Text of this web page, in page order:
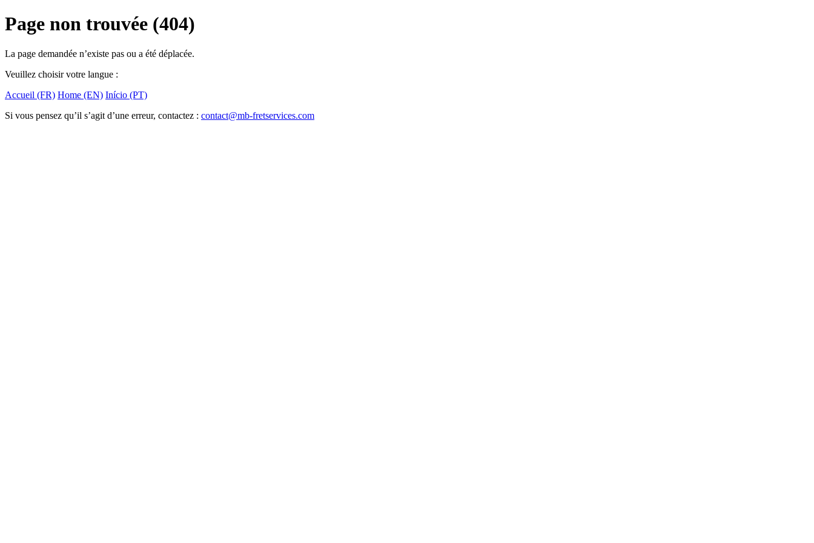
Page non trouvée (404)
La page demandée n’existe pas ou a été déplacée.
Veuillez choisir votre langue :
Accueil (FR) Home (EN) Início (PT)
Si vous pensez qu’il s’agit d’une erreur, contactez : contact@mb-fretservices.com